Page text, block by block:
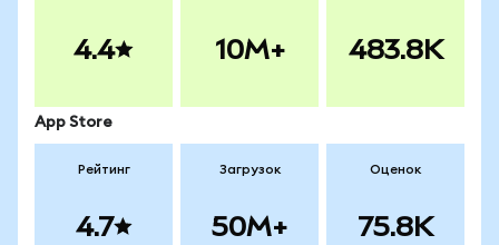
4.4 10M+ 483.8K
App Store
Рейтинг
4.7
Загрузок
50M+
Оценок
75.8K